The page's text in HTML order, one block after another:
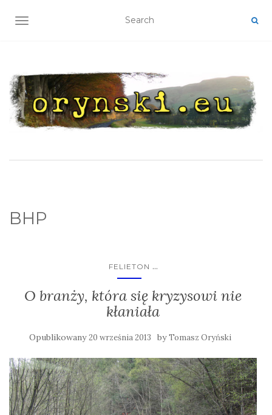
TOGGLE NAVIGATION
BHP
FELIETON ...
O branży, która się kryzysowi nie
kłaniała
Opublikowany20 września 2013 byTomasz Oryński